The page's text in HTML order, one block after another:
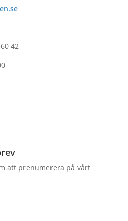
42
att prenumerera på vårt